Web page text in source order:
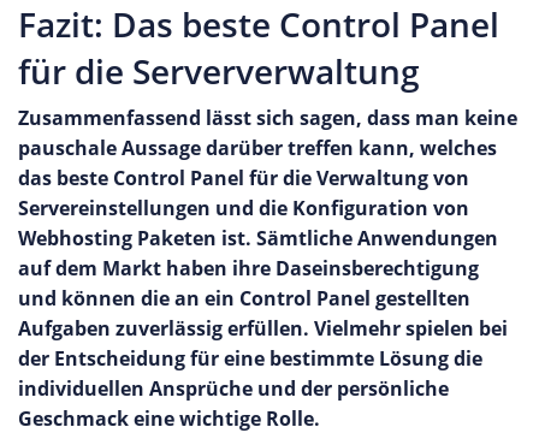
Fazit: Das beste Control Panel
für die Serververwaltung
Zusammenfassend lässt sich sagen, dass man keine
pauschale Aussage darüber treffen kann, welches
das beste Control Panel für die Verwaltung von
Servereinstellungen und die Konfiguration von
Webhosting Paketen ist. Sämtliche Anwendungen
auf dem Markt haben ihre Daseinsberechtigung
und können die an ein Control Panel gestellten
Aufgaben zuverlässig erfüllen. Vielmehr spielen bei
der Entscheidung für eine bestimmte Lösung die
individuellen Ansprüche und der persönliche
Geschmack eine wichtige Rolle.